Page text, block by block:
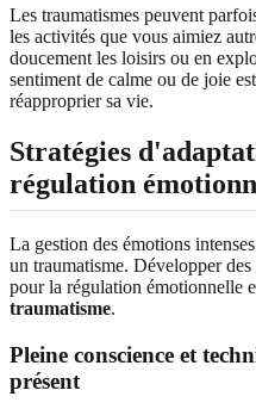
Les traumatismes peuvent
les activités que vous aimiez
doucement les loisirs ou en
sentiment de calme ou de joie
réapproprier sa vie.
Stratégies
régulation
La gestion des émotions
un traumatisme. Développer des
pour la régulation émotionnelle
traumatisme.
Pleine conscience et
présent